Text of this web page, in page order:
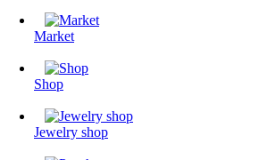
Market
Shop
Jewelry shop